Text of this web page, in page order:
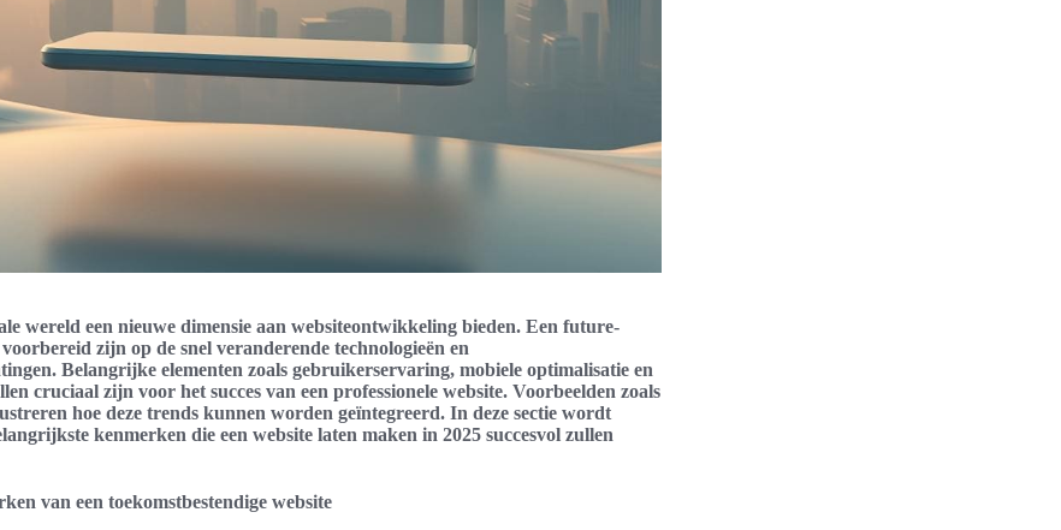
wereld een nieuwe dimensie aan websiteontwikkeling bieden. Een future-
zijn op de snel veranderende technologieën en
Belangrijke elementen zoals gebruikerservaring, mobiele optimalisatie en
cruciaal zijn voor het succes van een professionele website. Voorbeelden zoals
hoe deze trends kunnen worden geïntegreerd. In deze sectie wordt
kenmerken die een website laten maken in 2025 succesvol zullen
van een toekomstbestendige website